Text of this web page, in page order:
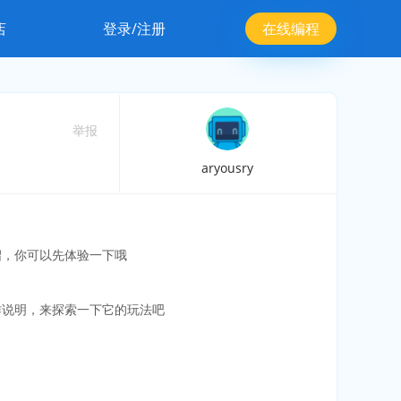
登录/注册 在线编程
举报
aryousry
你可以先体验一下哦
明，来探索一下它的玩法吧